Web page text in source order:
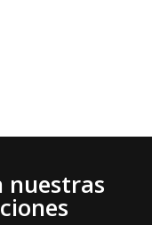
nuestras